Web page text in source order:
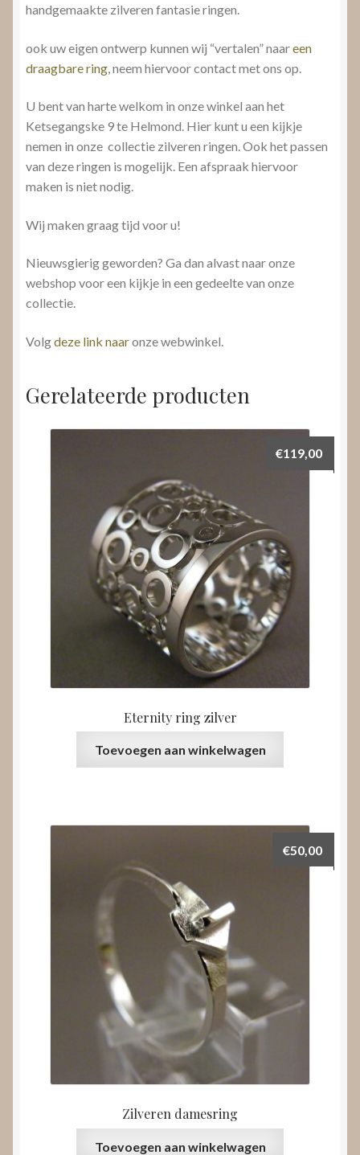
handgemaakte zilveren fantasie ringen.
ook uw eigen ontwerp kunnen wij “vertalen” naareen
draagbare ring , neem hiervoor contact met ons op.
U bent van harte welkom in onze winkel aan het
Ketsegangske 9 te Helmond. Hier kunt u een kijkje
nemen in onze collectie zilveren ringen. Ook het passen
van deze ringen is mogelijk. Een afspraak hiervoor
maken is niet nodig.
Wij maken graag tijd voor u!
Nieuwsgierig geworden? Ga dan alvast naar onze
webshop voor een kijkje in een gedeelte van onze
collectie.
Volgdeze link naaronze webwinkel.
Gerelateerde producten
Eternity ring zilver
€119,00
Toevoegen aan winkelwagen
Zilveren damesring
€50,00
Toevoegen aan winkelwagen